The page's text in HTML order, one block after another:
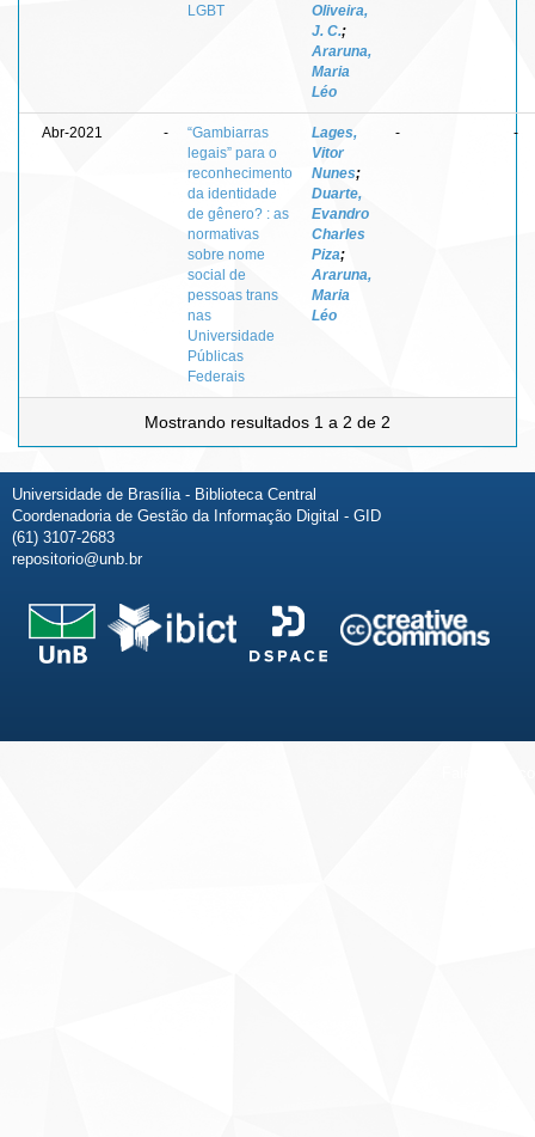
LGBT
Oliveira,
J. C.;
Araruna,
Maria
Léo
Abr-2021 -
“Gambiarras
legais” para o
reconhecimento
da identidade
de gênero? : as
normativas
sobre nome
social de
pessoas trans
nas
Universidade
Públicas
Federais
Lages,
Vitor
Nunes;
Duarte,
Evandro
Charles
Piza;
Araruna,
Maria
Léo
- -
Mostrando resultados 1 a 2 de 2
Universidade de Brasília - Biblioteca Central
Coordenadoria de Gestão da Informação Digital - GID
(61) 3107-2683
repositorio@unb.br